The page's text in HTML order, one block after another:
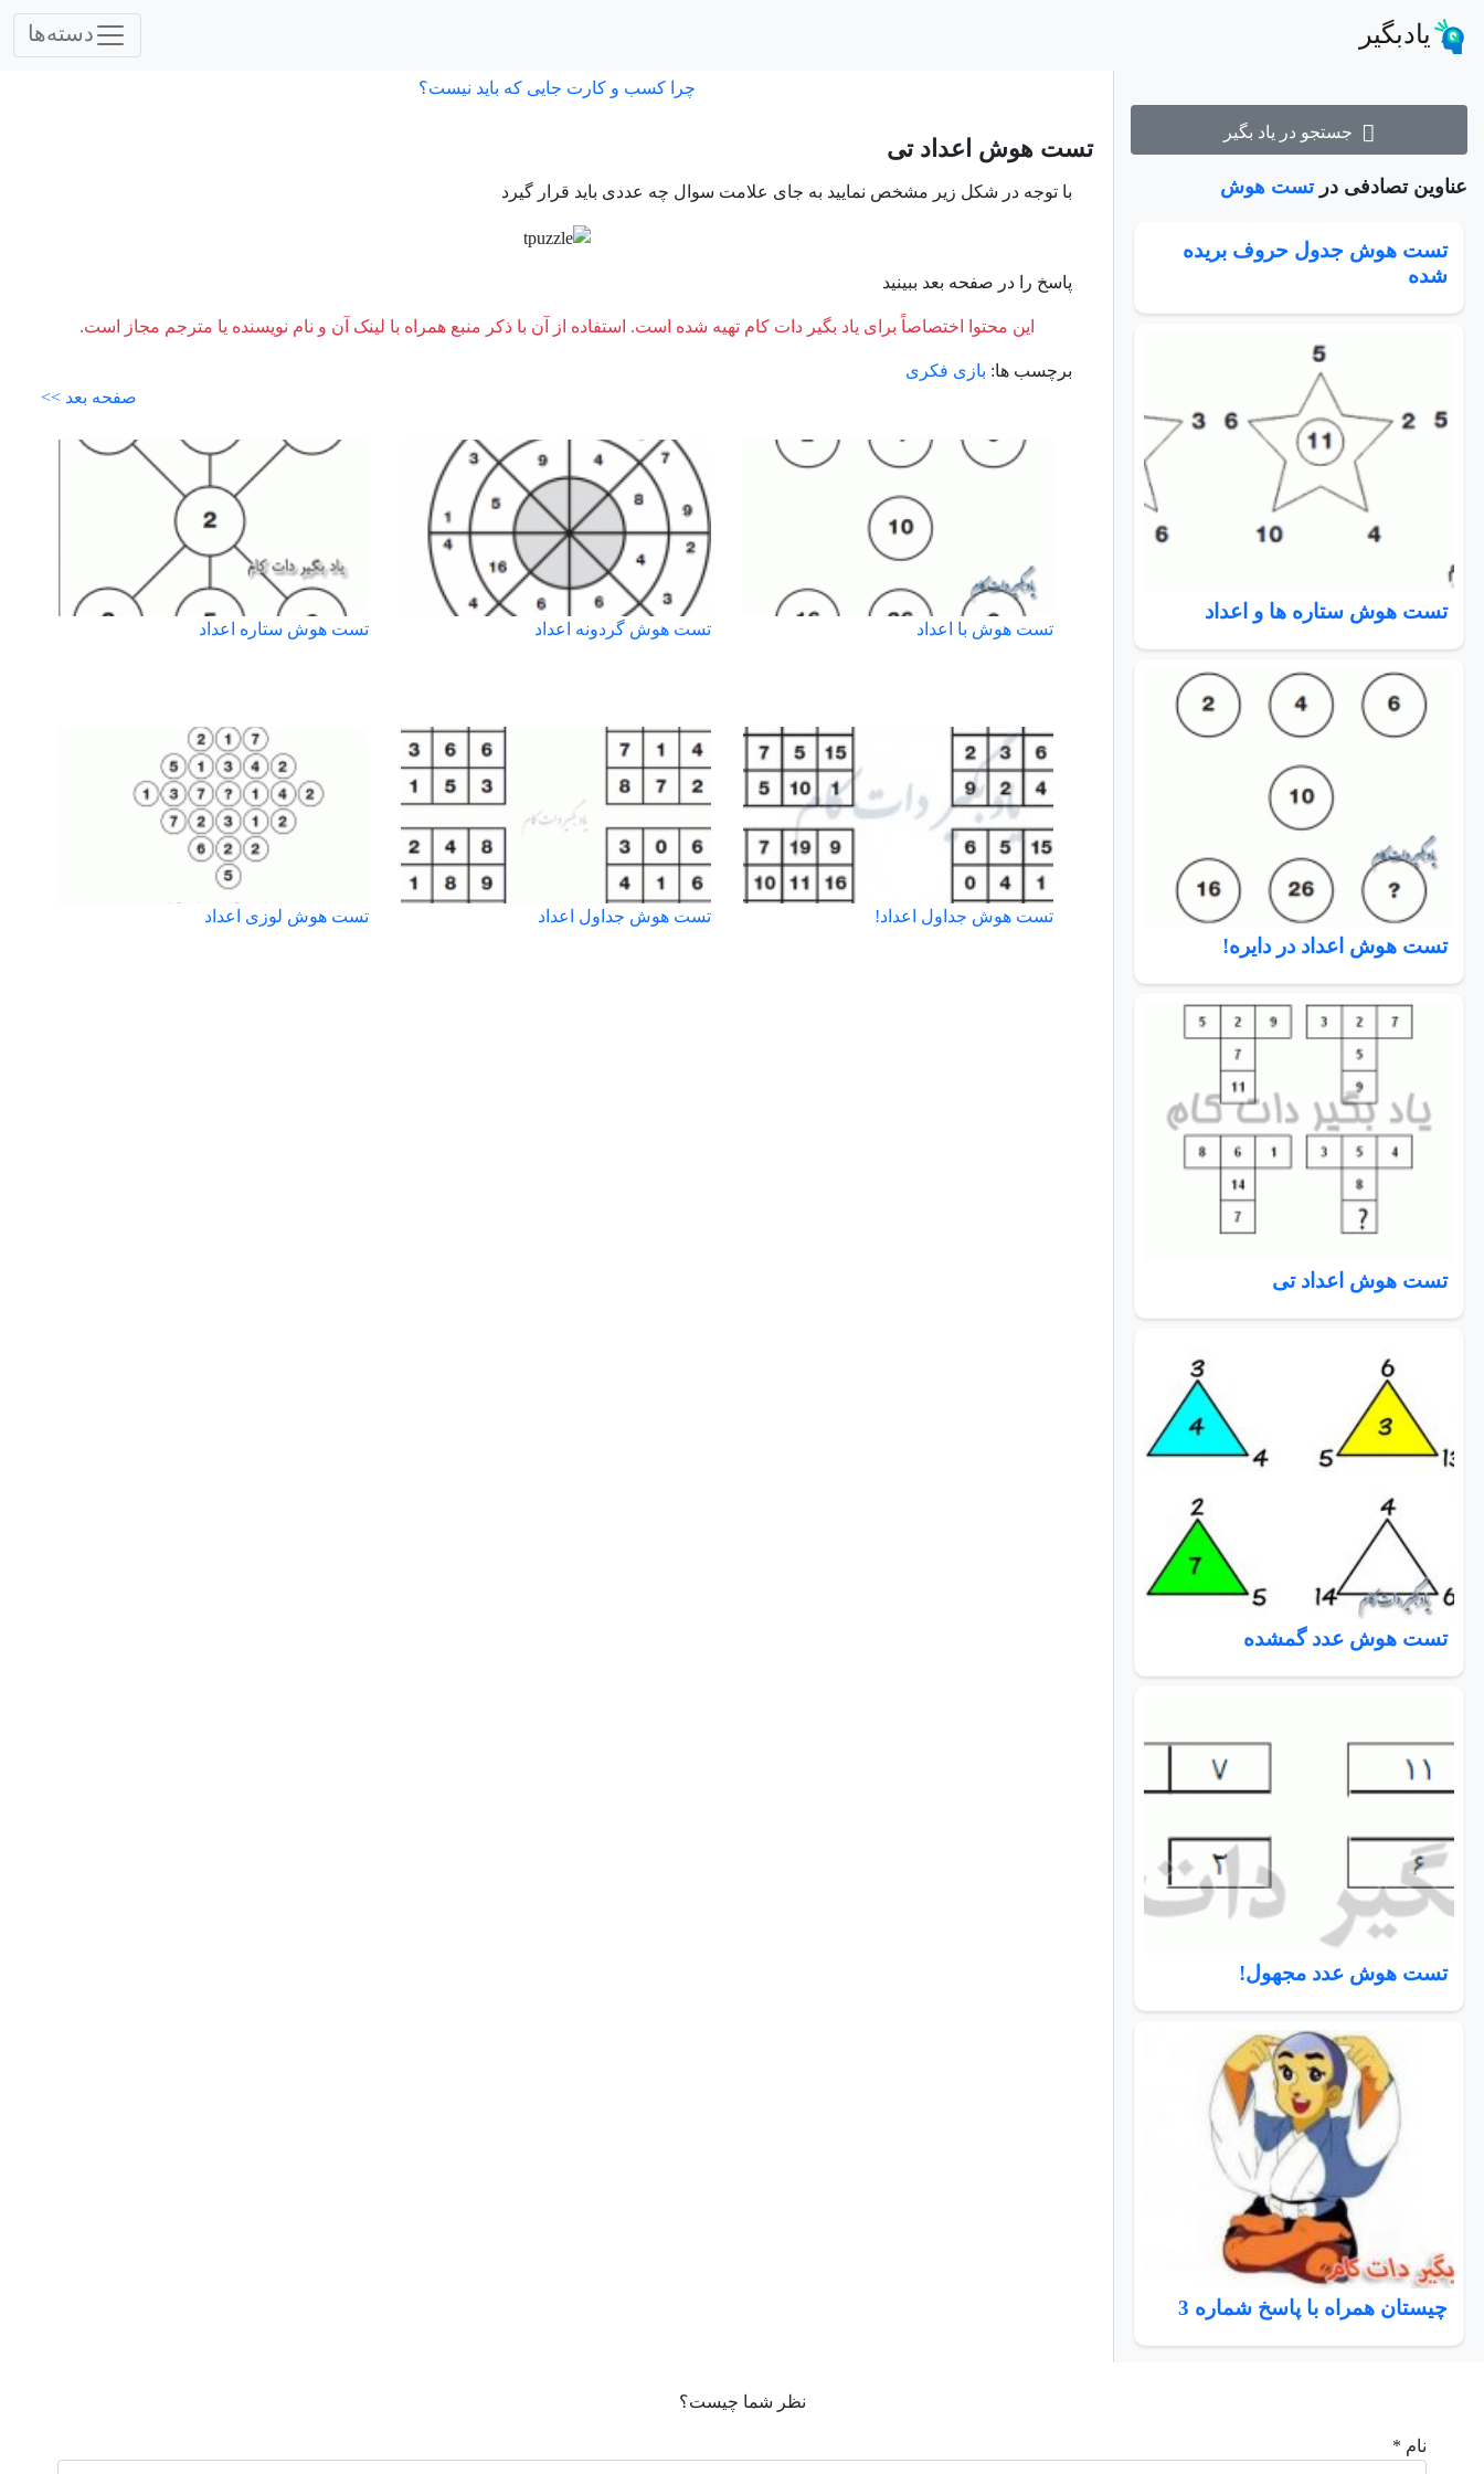
یادبگیر دسته‌ها
جستجو در یاد بگیر
عناوین تصادفی درتست هوش
تست هوش جدول حروف بریده
شده
تست هوش ستاره ها و اعداد
تست هوش اعداد در دایره!
تست هوش اعداد تی
تست هوش عدد گمشده
تست هوش عدد مجهول!
چیستان همراه با پاسخ شماره 3
چرا کسب و کارت جایی که باید نیست؟
تست هوش اعداد تی
با توجه در شکل زیر مشخص نمایید به جای علامت سوال چه عددی باید قرار گیرد
پاسخ را در صفحه بعد ببینید
این محتوا اختصاصاً برای یاد بگیر دات کام تهیه شده است. استفاده از آن با ذکر منبع همراه با لینک آن و نام نویسنده یا مترجم مجاز است.
برچسب ها: بازی فکری
صفحه بعد >>
تست هوش با اعداد تست هوش گردونه اعداد تست هوش ستاره اعداد
تست هوش جداول اعداد! تست هوش جداول اعداد تست هوش لوزی اعداد
نظر شما چیست؟
نام *